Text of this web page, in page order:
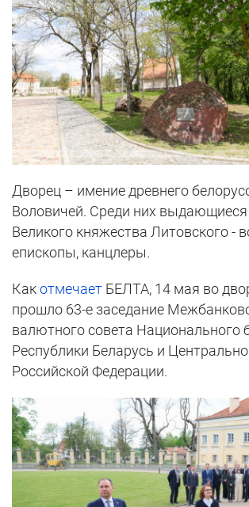
Дворец – имение древнего
Воловичей. Среди них выдающиеся
Великого княжества Литовского -
епископы, канцлеры.
Какотмечает БЕЛТА, 14 мая во
прошло 63-е заседание
валютного совета Национального
Республики Беларусь и
Российской Федерации.